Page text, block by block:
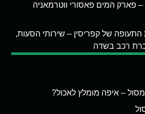
Fasouri Watermania – פארק המים פאסורי ווטרמאניה
של קפריסין – שירותי הסעות,
רכב בשדה
– איפה מומלץ לאכול?